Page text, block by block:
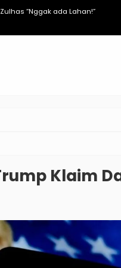
“Nggak ada Lahan!”
Klaim